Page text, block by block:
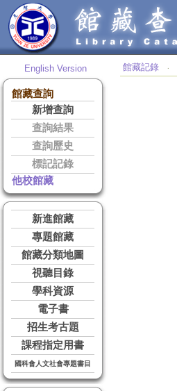
English Version
館藏查詢
新增查詢
查詢結果
查詢歷史
標記記錄
他校館藏
新進館藏
專題館藏
館藏分類地圖
視聽目錄
學科資源
電子書
招生考古題
課程指定用書
國科會人文社會專題書目
館藏記錄 ‧